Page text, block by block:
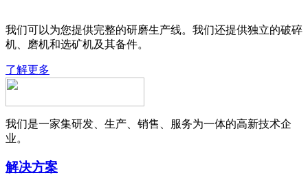
我们可以为您提供完整的研磨生产线。我们还提供独立的破碎
机、磨机和选矿机及其备件。
了解更多
我们是一家集研发、生产、销售、服务为一体的高新技术企
业。
解决方案